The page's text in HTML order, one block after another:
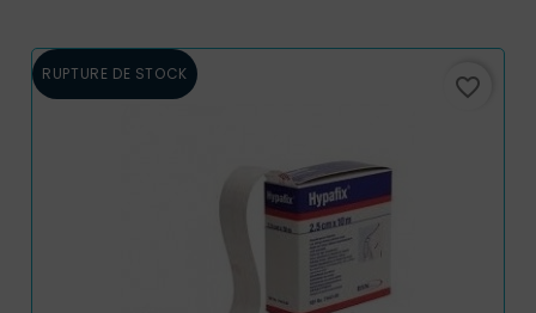
RUPTURE DE STOCK favorite_border